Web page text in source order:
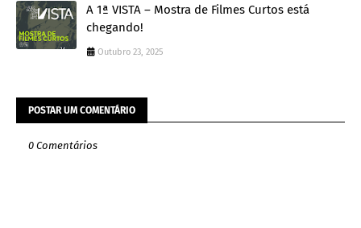
A 1ª VISTA – Mostra de Filmes Curtos está
chegando!
Outubro 23, 2025
POSTAR UM COMENTÁRIO
0 Comentários